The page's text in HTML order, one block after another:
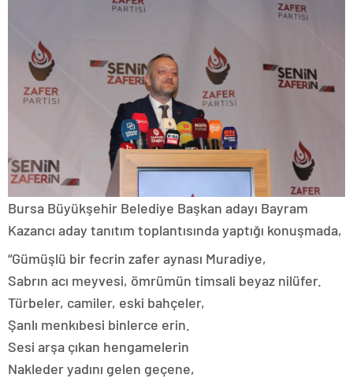
Bursa Büyükşehir Belediye Başkan adayı Bayram
Kazancı aday tanıtım toplantısında yaptığı konuşmada,
“Gümüşlü bir fecrin zafer aynası Muradiye,
Sabrın acı meyvesi, ömrümün timsali beyaz nilüfer.
Türbeler, camiler, eski bahçeler,
Şanlı menkıbesi binlerce erin.
Sesi arşa çıkan hengamelerin
Nakleder yadını gelen geçene,